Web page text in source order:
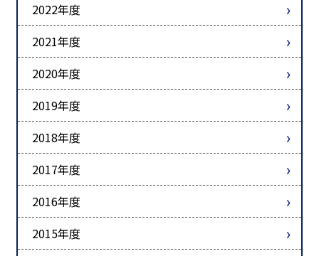
2022年度
2021年度
2020年度
2019年度
2018年度
2017年度
2016年度
2015年度